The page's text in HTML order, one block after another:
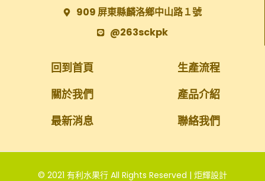
909 屏東縣麟洛鄉中山路１號
@263sckpk
回到首頁
關於我們
最新消息
生產流程
產品介紹
聯絡我們
© 2021 有利水果行 All Rights Reserved | 炬輝設計